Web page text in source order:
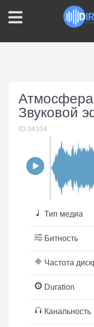
Звуковой
ID:34104
Тип медиа
Битность
Частота
Duration
Канальность